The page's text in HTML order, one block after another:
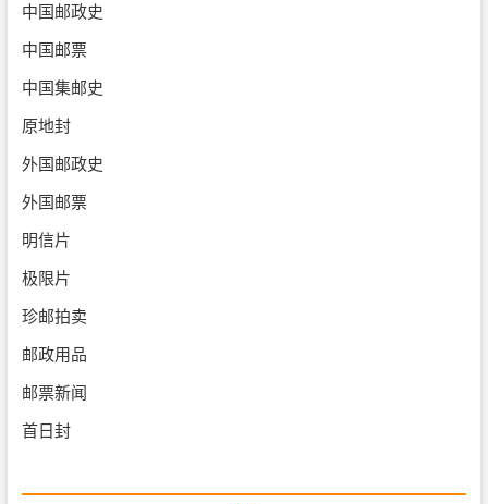
中国邮政史
中国邮票
中国集邮史
原地封
外国邮政史
外国邮票
明信片
极限片
珍邮拍卖
邮政用品
邮票新闻
首日封